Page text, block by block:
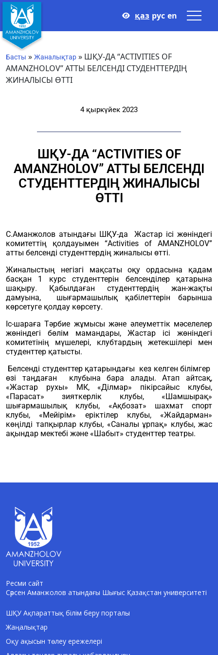
қаз рус en
Басты » Жаналықтар » ШҚУ-ДА “ACTIVITIES OF
AMANZHOLOV” АТТЫ БЕЛСЕНДІ СТУДЕНТТЕРДІҢ
ЖИНАЛЫСЫ ӨТТІ
4 қыркүйек 2023
ШҚУ-ДА “ACTIVITIES OF
AMANZHOLOV” АТТЫ БЕЛСЕНДІ
СТУДЕНТТЕРДІҢ ЖИНАЛЫСЫ
ӨТТІ
С.Аманжолов атындағы ШҚУ-да Жастар ісі жөніндегі
комитеттің қолдауымен “Activities of AMANZHOLOV”
атты белсенді студенттердің жиналысы өтті.
Жиналыстың негізгі мақсаты оқу ордасына қадам
басқан 1 курс студенттерін белсенділер қатарына
шақыру. Қабылдаған студенттердің жан-жақты
дамуына, шығармашылық қабілеттерін барынша
көрсетуге қолдау көрсету.
Іс-шараға Тәрбие жұмысы және әлеуметтік мәселелер
жөніндегі бөлім мамандары, Жастар ісі жөніндегі
комитетінің мүшелері, клубтардың жетекшілері мен
студенттер қатысты.
Белсенді студенттер қатарындағы кез келген білімгер
өзі таңдаған клубына бара алады. Атап айтсақ,
«Жастар рухы» МК, «Ділмар» пікірсайыс клубы,
«Парасат» зияткерлік клубы, «Шамшырақ»
шығармашылық клубы, «Ақбозат» шахмат спорт
клубы, «Мейірім» еріктілер клубы, «Жайдарман»
көңілді тапқырлар клубы, «Саналы ұрпақ» клубы, жас
ақындар мектебі және «Шабыт» студенттер театры.
Ресми сайт
Сәрсен Аманжолов атындағы Шығыс Қазақстан университеті
ШҚУ Ақпараттық білім беру порталы
Жаңалықтар
Оқу ақысын төлеу ережелері
AI-Talapker
Сәлем! Мен AI-Talapker — Сәрсен
Аманжолов атындағы Шығыс Қазақстан
университеті (ШҚУ) көмекшісімін.